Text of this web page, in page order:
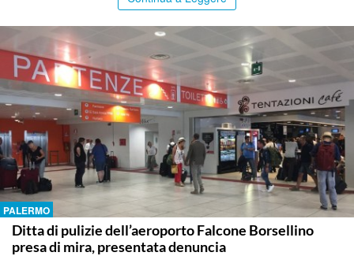
PALERMO
Ditta di pulizie dell’aeroporto Falcone Borsellino
presa di mira, presentata denuncia